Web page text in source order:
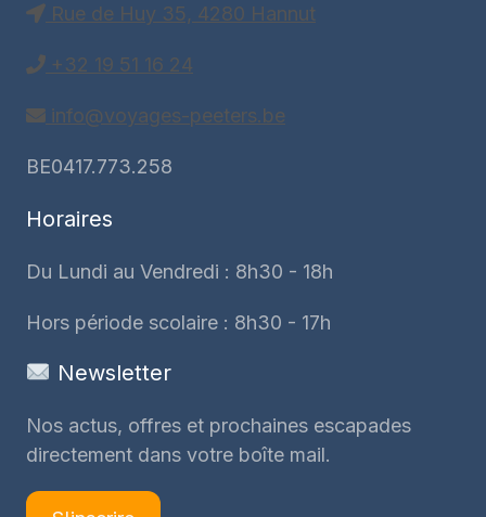
Rue de Huy 35, 4280 Hannut
+32 19 51 16 24
info@voyages-peeters.be
BE0417.773.258
Horaires
Du Lundi au Vendredi : 8h30 - 18h
Hors période scolaire : 8h30 - 17h
Newsletter
Nos actus, offres et prochaines escapades
directement dans votre boîte mail.